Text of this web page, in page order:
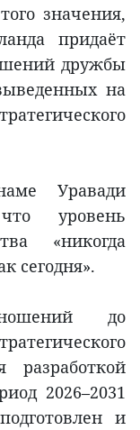
значения,
придаёт
дружбы
на
Уравади
уровень
«никогда
сегодня».
до
разработкой
2026–2031
и